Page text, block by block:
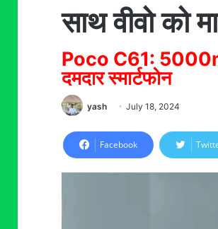
साथ वीवो को
Poco C61:
दमदार स्मार्टफोन
yash July 18, 2024
Facebook